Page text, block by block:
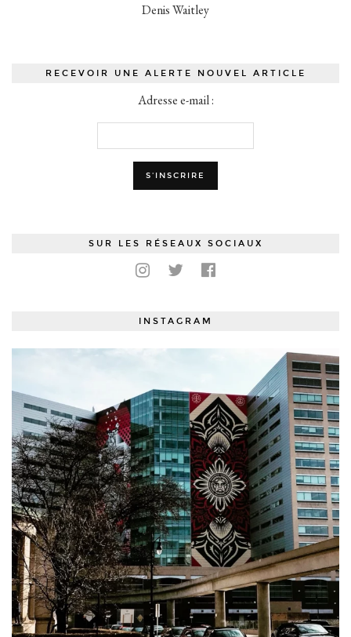
Denis Waitley
RECEVOIR UNE ALERTE NOUVEL ARTICLE
Adresse e-mail :
SUR LES RÉSEAUX SOCIAUX
INSTAGRAM